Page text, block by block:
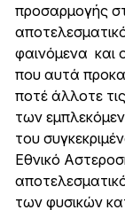
προσαρμογής
φαινόμενα και
που αυτά
ποτέ άλλοτε
των
του
Εθνικό
των φυσικών